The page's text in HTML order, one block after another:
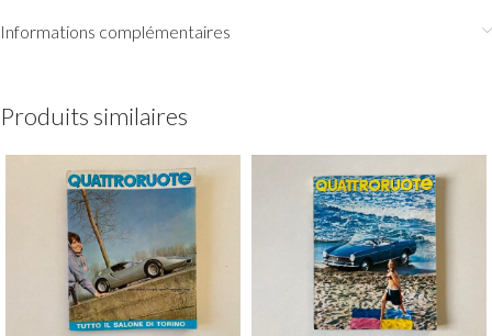
Informations complémentaires
Produits similaires